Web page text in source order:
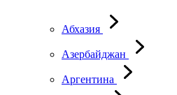
Абхазия
Азербайджан
Аргентина